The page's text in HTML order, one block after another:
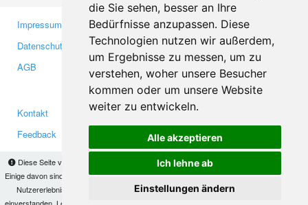
die Sie sehen, besser an Ihre
Bedürfnisse anzupassen. Diese
Technologien nutzen wir außerdem,
um Ergebnisse zu messen, um zu
verstehen, woher unsere Besucher
kommen oder um unsere Website
weiter zu entwickeln.
Alle akzeptieren
Ich lehne ab
Einstellungen ändern
Diese Seite verwendet Cookies, um Informationen auf Ihrem Computer zu speichern.
Einige davon sind notwendig, damit unsere Seite funktioniert, andere helfen uns dabei, das
Nutzererlebnis zu verbessern. Mit der Nutzung dieser Seite erklären Sie sich damit
Impressum
Datenschutzerklärung
AGB
Gewerbetreibende
Investoren
Medien
Kontakt
Feedback
Facebook
Twitter
YouTube
Google+